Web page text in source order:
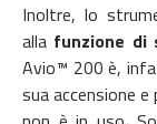
Inoltre, lo
alla funzione di
Avio™ 200 è,
sua accensione